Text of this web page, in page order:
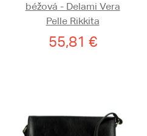
béžová - Delami Vera
Pelle Rikkita
55,81 €